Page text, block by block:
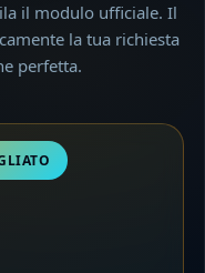
il modulo ufficiale. Il
la tua richiesta
perfetta.